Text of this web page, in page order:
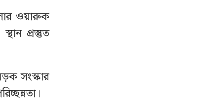
ওয়ারুক
প্রস্তুত
সংস্কার